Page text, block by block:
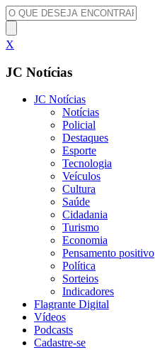
X
JC Notícias
JC Notícias
Notícias
Policial
Destaques
Esporte
Tecnologia
Veículos
Cultura
Saúde
Cidadania
Turismo
Economia
Pensamento positivo
Política
Sorteios
Indicadores
Flagrante Digital
Vídeos
Podcasts
Cadastre-se